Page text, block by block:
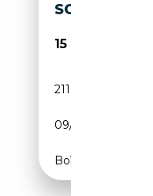
SCHECKHEFT
15 990€
211 000 km
09/2013
Boîte automatique